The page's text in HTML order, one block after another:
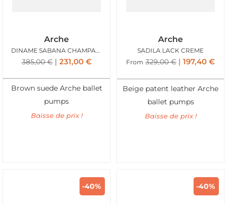
Arche
DINAME SABANA CHAMPAGNE
385,00€ 231,00 €
Brown suede Arche ballet
pumps
Baisse de prix !
Arche
SADILA LACK CREME
From 329,00€ 197,40 €
Beige patent leather Arche
ballet pumps
Baisse de prix !
-40% -40%